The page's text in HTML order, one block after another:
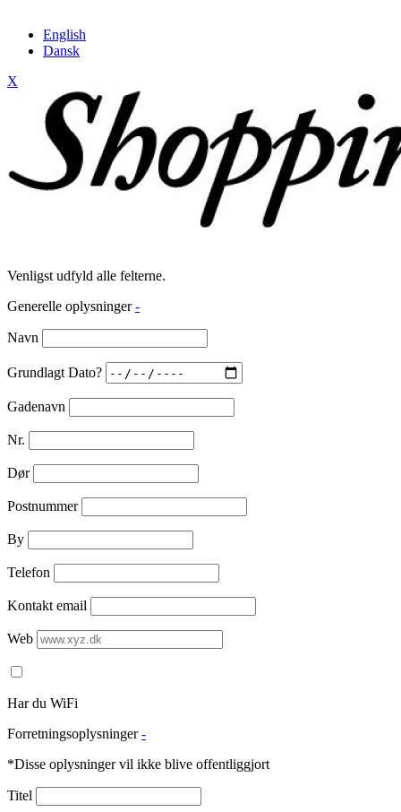
English
Dansk
X
Venligst udfyld alle felterne.
Generelle oplysninger -
Navn
Grundlagt Dato?
Gadenavn
Nr.
Dør
Postnummer
By
Telefon
Kontakt email
Web
Har du WiFi
Forretningsoplysninger -
*Disse oplysninger vil ikke blive offentliggjort
Titel